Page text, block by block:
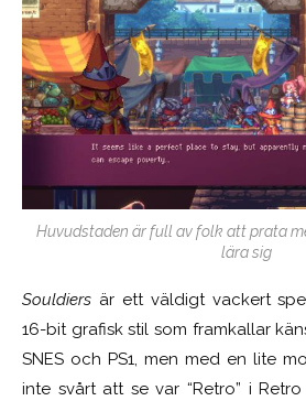
Huvudstaden är full av folk att prata
lära sig
Souldiers är ett väldigt vackert
16-bit grafisk stil som framkallar
SNES och PS1, men med en lite
inte svårt att se var “Retro” i